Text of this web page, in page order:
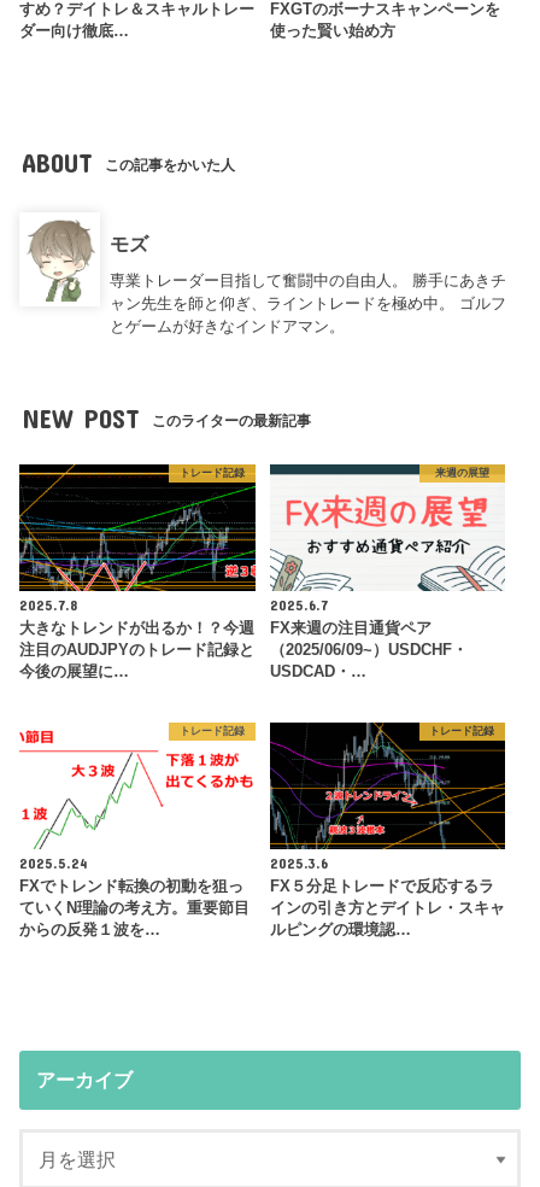
すめ？デイトレ＆スキャルトレー
ダー向け徹底…
FXGTのボーナスキャンペーンを
使った賢い始め方
ABOUT この記事をかいた人
モズ
専業トレーダー目指して奮闘中の自由人。 勝手にあきチ
ャン先生を師と仰ぎ、ライントレードを極め中。 ゴルフ
とゲームが好きなインドアマン。
NEW POST このライターの最新記事
トレード記録
2025.7.8
大きなトレンドが出るか！？今週
注目のAUDJPYのトレード記録と
今後の展望に…
来週の展望
2025.6.7
FX来週の注目通貨ペア
（2025/06/09~）USDCHF・
USDCAD・…
トレード記録
2025.5.24
FXでトレンド転換の初動を狙っ
ていくN理論の考え方。重要節目
からの反発１波を…
トレード記録
2025.3.6
FX５分足トレードで反応するラ
インの引き方とデイトレ・スキャ
ルピングの環境認…
アーカイブ